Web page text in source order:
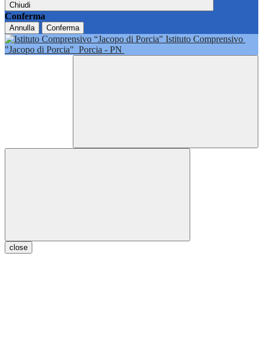
Chiudi
Conferma
Annulla Conferma
Istituto Comprensivo
"Jacopo di Porcia" Porcia - PN
close